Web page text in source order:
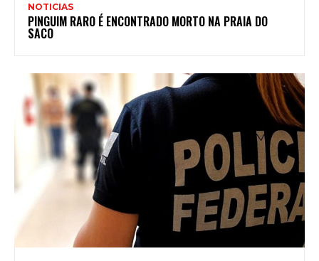
NOTICIAS
PINGUIM RARO É ENCONTRADO MORTO NA PRAIA DO
SACO